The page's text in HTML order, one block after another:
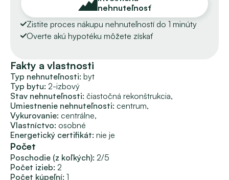
bytovom dome s novým výťahom. Správu vykonáva
Správcovská firma. Fond opráv je 55,52 EUR mesačne.
Bytový dom nemá vyhotovený energetický certifikát.
– tehlový bytový dom s výťahom,
– vyhľadávaná lokalita,
– výborné zhodnotenie časom,
– VHODNÝ NA OKAMŽITÝ PRENÁJOM BEZ ĎALŠÍCH
INVESTÍCIÍ.
Cena nehnuteľnosti je 120 000 EUR.
Voľný IHNEĎ.
Videoobhliadka k dispozícii.
nehnuteľnosť
Zistite proces nákupu nehnuteľností do 1 minúty
Overte akú hypotéku môžete získať
Fakty a vlastnosti
Typ nehnuteľnosti: byt
Typ bytu: 2-izbový
Stav nehnuteľnosti: čiastočná rekonštrukcia,
Umiestnenie nehnuteľnosti: centrum,
Vykurovanie: centrálne,
Vlastníctvo: osobné
Energetický certifikát: nie je
Počet
Poschodie (z koľkých): 2/5
Počet izieb: 2
Počet kúpeľní: 1